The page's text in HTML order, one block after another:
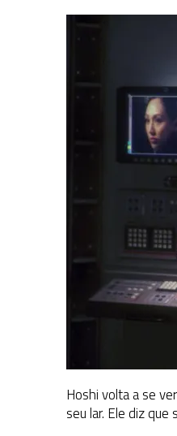
Hoshi volta a se
seu lar. Ele diz